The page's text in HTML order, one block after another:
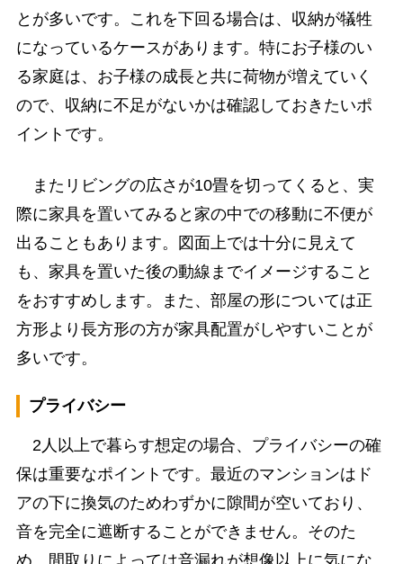
とが多いです。これを下回る場合は、収納が犠牲
になっているケースがあります。特にお子様のい
る家庭は、お子様の成長と共に荷物が増えていく
ので、収納に不足がないかは確認しておきたいポ
イントです。
またリビングの広さが10畳を切ってくると、実
際に家具を置いてみると家の中での移動に不便が
出ることもあります。図面上では十分に見えて
も、家具を置いた後の動線までイメージすること
をおすすめします。また、部屋の形については正
方形より長方形の方が家具配置がしやすいことが
多いです。
プライバシー
2人以上で暮らす想定の場合、プライバシーの確
保は重要なポイントです。最近のマンションはド
アの下に換気のためわずかに隙間が空いており、
音を完全に遮断することができません。そのた